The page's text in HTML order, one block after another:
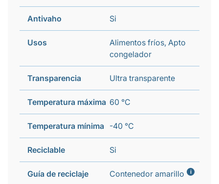
Antivaho Si
Usos
Alimentos fríos, Apto
congelador
Transparencia Ultra transparente
Temperatura máxima 60 °C
Temperatura mínima -40 °C
Reciclable Si
Guía de reciclaje Contenedor amarillo i